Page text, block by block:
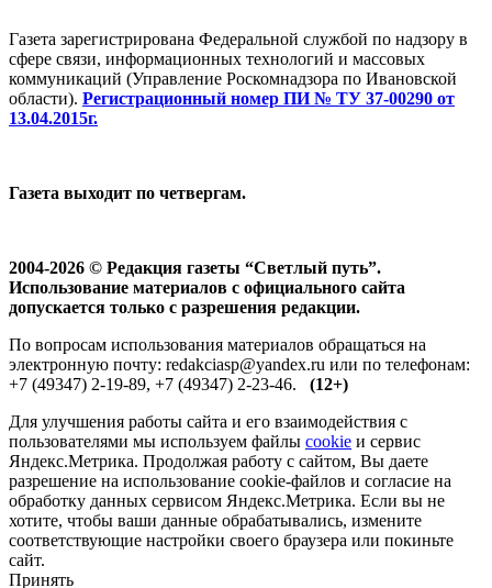
Газета зарегистрирована Федеральной службой по надзору в
сфере связи, информационных технологий и массовых
коммуникаций (Управление Роскомнадзора по Ивановской
области). Регистрационный номер ПИ № ТУ 37-00290 от
13.04.2015г.
Газета выходит по четвергам.
2004-2026 © Редакция газеты “Светлый путь”.
Использование материалов с официального сайта
допускается только с разрешения редакции.
По вопросам использования материалов обращаться на
электронную почту: redakciasp@yandex.ru или по телефонам:
+7 (49347) 2-19-89, +7 (49347) 2-23-46. (12+)
Для улучшения работы сайта и его взаимодействия с
пользователями мы используем файлы cookie и сервис
Яндекс.Метрика. Продолжая работу с сайтом, Вы даете
разрешение на использование cookie-файлов и согласие на
обработку данных сервисом Яндекс.Метрика. Если вы не
хотите, чтобы ваши данные обрабатывались, измените
соответствующие настройки своего браузера или покиньте
сайт.
Принять